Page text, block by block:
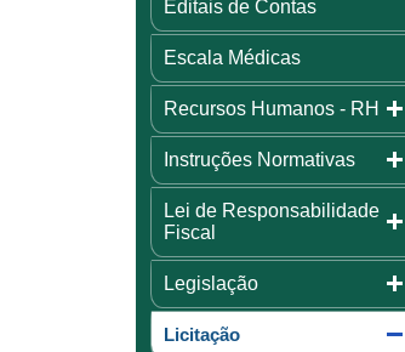
Editais de Contas
Escala Médicas
Recursos Humanos - RH
Instruções Normativas
Lei de Responsabilidade
Fiscal
Legislação
Licitação